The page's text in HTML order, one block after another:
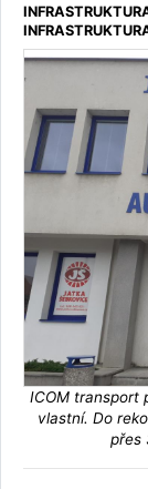
ICOM transport
vlastní. Do
přes